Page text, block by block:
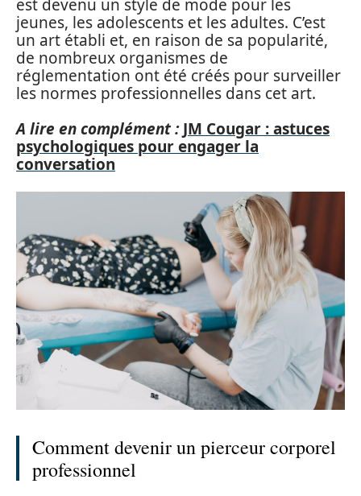
est devenu un style de mode pour les
jeunes, les adolescents et les adultes. C’est
un art établi et, en raison de sa popularité,
de nombreux organismes de
réglementation ont été créés pour surveiller
les normes professionnelles dans cet art.
A lire en complément : JM Cougar : astuces
psychologiques pour engager la
conversation
Comment devenir un pierceur corporel
professionnel